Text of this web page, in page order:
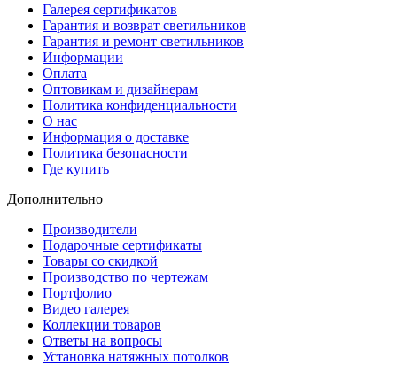
Галерея сертификатов
Гарантия и возврат светильников
Гарантия и ремонт светильников
Информации
Оплата
Оптовикам и дизайнерам
Политика конфиденциальности
О нас
Информация о доставке
Политика безопасности
Где купить
Дополнительно
Производители
Подарочные сертификаты
Товары со скидкой
Производство по чертежам
Портфолио
Видео галерея
Коллекции товаров
Ответы на вопросы
Установка натяжных потолков